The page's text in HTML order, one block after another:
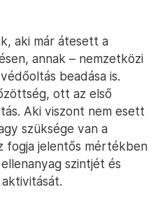
aki már átesett a
annak – nemzetközi
beadása is.
ott az első
Aki viszont nem esett
szüksége van a
fogja jelentős mértékben
szintjét és